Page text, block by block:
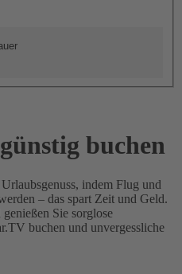
buchen
indem Flug und
– das spart Zeit und Geld.
Sie sorglose
buchen und unvergessliche